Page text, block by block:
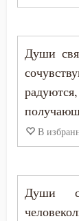
Страх
Страх
Страшный
Стыд
Суета
Таинство
Души
В
Души